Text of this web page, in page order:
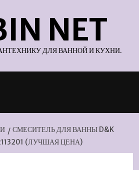
NET
ДЛЯ ВАННОЙ И КУХНИ.
СМЕСИТЕЛЬ ДЛЯ ВАННЫ D&K
(ЛУЧШАЯ ЦЕНА)